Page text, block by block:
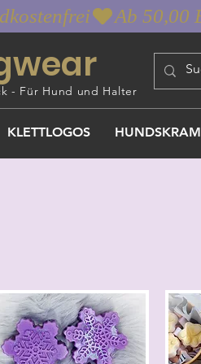
KLETTLOGOS HUNDSKRAM
- Für Hund und Halter